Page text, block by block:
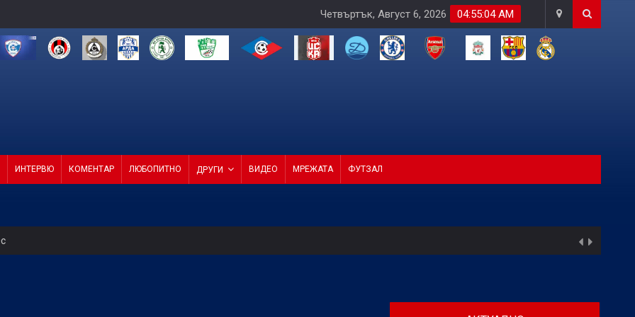
04:55:06 AM
Четвъртък, Август 6, 2026
ИНТЕРВЮ КОМЕНТАР ЛЮБОПИТНО ДРУГИ ВИДЕО МРЕЖАТА ФУТЗАЛ
Панатинайкос! (ВИДЕО)